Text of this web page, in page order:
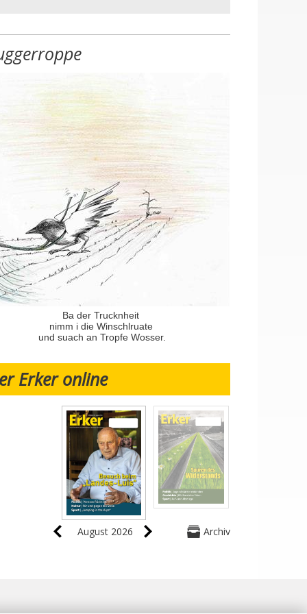
Ba der Trucknheit
nimm i die Winschlruate
und suach an Tropfe Wosser.
Erker online
August 2026 Archiv